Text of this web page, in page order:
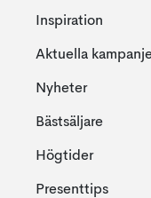
Inspiration
Aktuella
Nyheter
Bästsäljare
Högtider
Presenttips